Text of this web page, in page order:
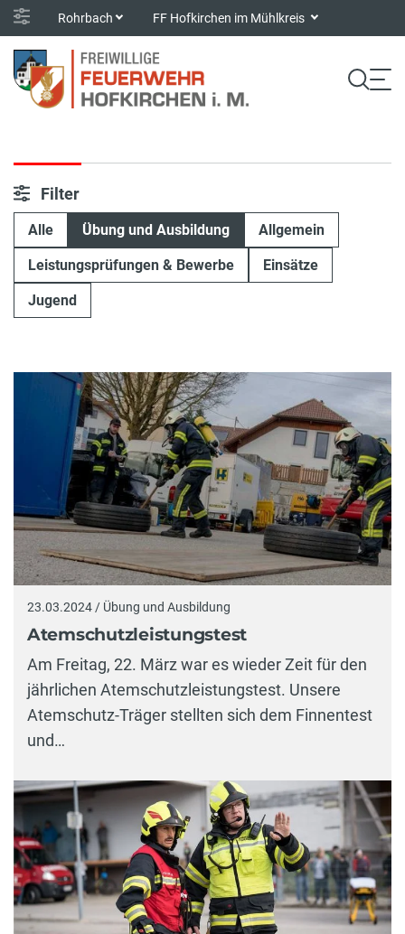
Rohrbach FF Hofkirchen im Mühlkreis
Filter
Alle Übung und Ausbildung Allgemein
Leistungsprüfungen & Bewerbe Einsätze
Jugend
23.03.2024 / Übung und Ausbildung
Atemschutzleistungstest
Am Freitag, 22. März war es wieder Zeit für den
jährlichen Atemschutzleistungstest. Unsere
Atemschutz-Träger stellten sich dem Finnentest
und…